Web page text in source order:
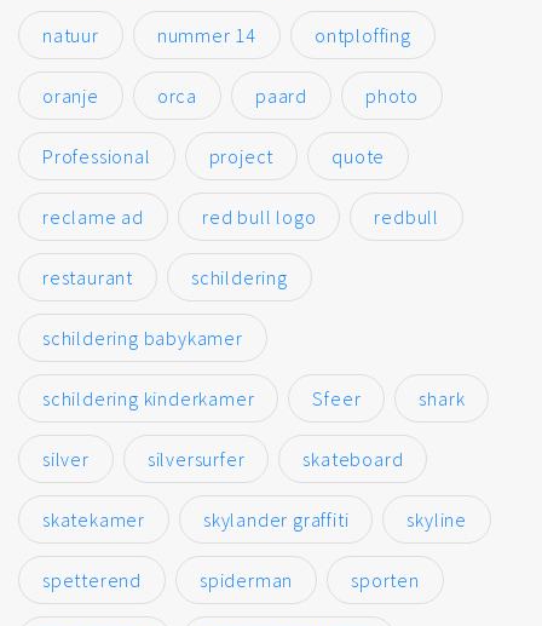
natuur nummer 14 ontploffing
oranje orca paard photo
Professional project quote
reclame ad red bull logo redbull
restaurant schildering
schildering babykamer
schildering kinderkamer Sfeer shark
silver silversurfer skateboard
skatekamer skylander graffiti skyline
spetterend spiderman sporten